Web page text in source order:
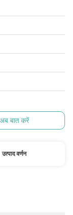
अब बात करें
उत्पाद वर्णन